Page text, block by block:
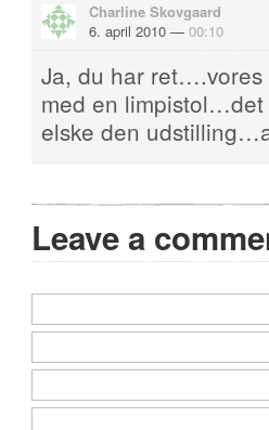
Charline Skovgaard
6. april 2010 — 00:10
Ja, du har ret….vores
med en
elske den
Leave a